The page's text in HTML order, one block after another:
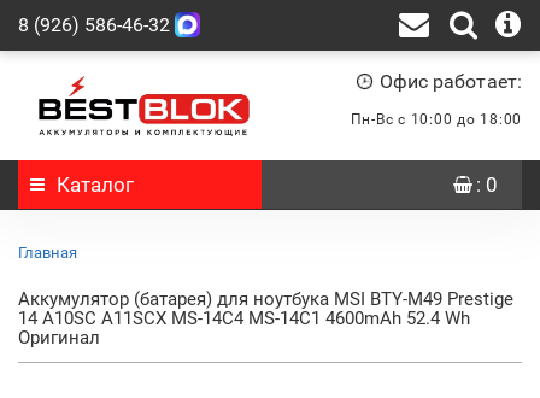
8 (926) 586-46-32
Офис работает:
Пн-Вс с 10:00 до 18:00
Каталог : 0
Главная
Аккумулятор (батарея) для ноутбука MSI BTY-M49 Prestige
14 A10SC A11SCX MS-14C4 MS-14C1 4600mAh 52.4 Wh
Оригинал